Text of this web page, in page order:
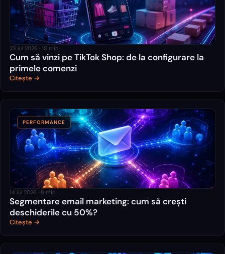
23 iul 2026 · 10 min
Cum să vinzi pe TikTok Shop: de la configurare la
primele comenzi
Citește →
PERFORMANCE
14 iul 2026 · 8 min
Segmentare email marketing: cum să crești
deschiderile cu 50%?
Citește →